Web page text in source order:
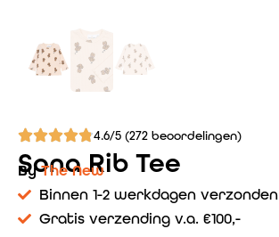
4.6/5 (272 beoordelingen)
Sona Rib Tee
ByThe New
Binnen 1-2 werkdagen verzonden
Gratis verzending v.a. €100,-